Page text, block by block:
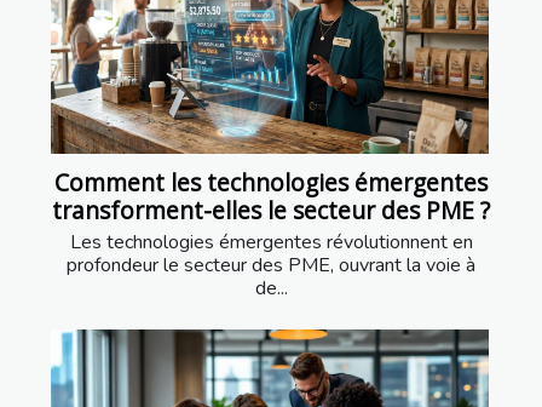
Comment les technologies émergentes
transforment-elles le secteur des PME ?
Les technologies émergentes révolutionnent en
profondeur le secteur des PME, ouvrant la voie à
de...